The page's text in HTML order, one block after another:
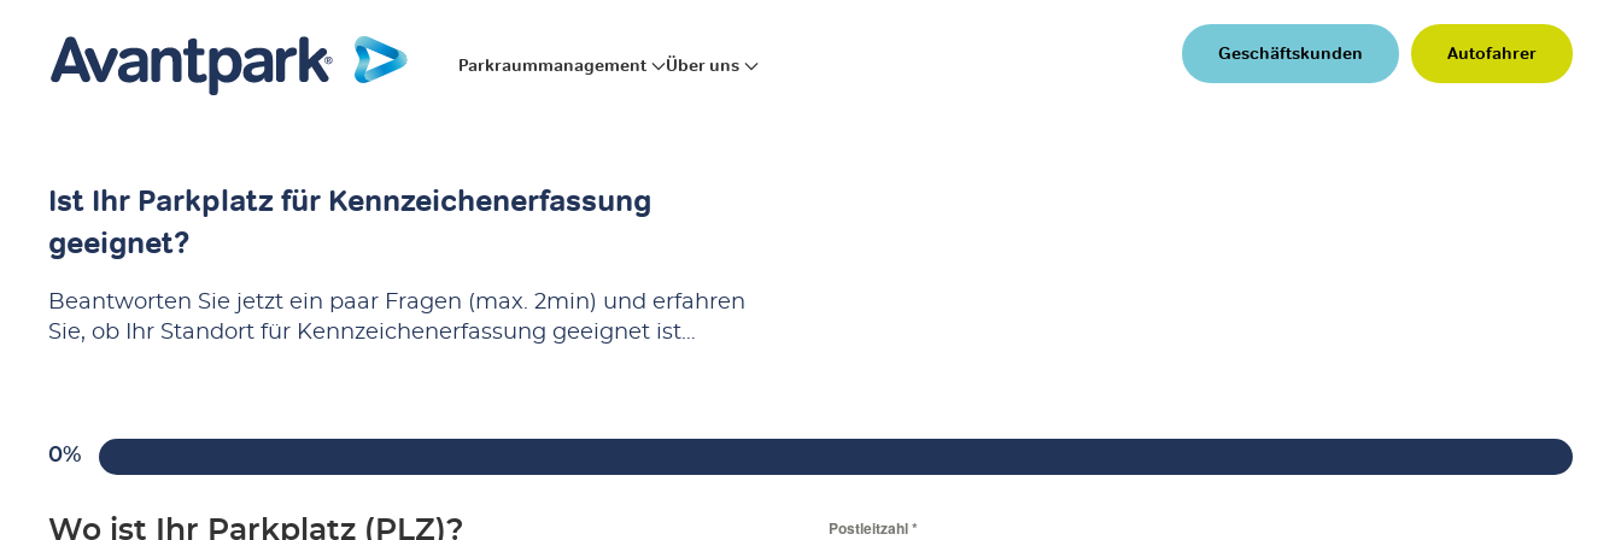
Parkraummanagement Über uns
Geschäftskunden Autofahrer
Ist Ihr Parkplatz für Kennzeichenerfassung
geeignet?
Beantworten Sie jetzt ein paar Fragen (max. 2min) und erfahren
Sie, ob Ihr Standort für Kennzeichenerfassung geeignet ist…
0%
Wo ist Ihr Parkplatz (PLZ)? Postleitzahl*